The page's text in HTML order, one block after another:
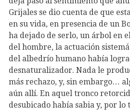
Grijales se dio cuenta de que
en su vida, en presencia de un
ha dejado de serlo, un árbol en
del hombre, la actuación
del albedrío humano había
desnaturalizador. Nada le
más rechazo, y, sin embargo…
aún allí. En aquel tronco
desubicado había sabia y, por lo